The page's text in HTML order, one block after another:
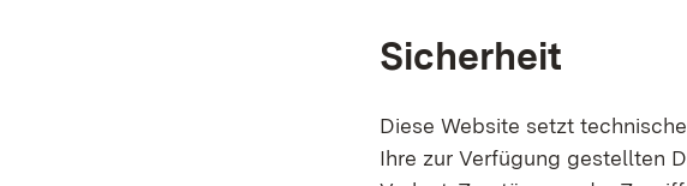
Sicherheit
Diese Website setzt
Ihre zur Verfügung gestellten